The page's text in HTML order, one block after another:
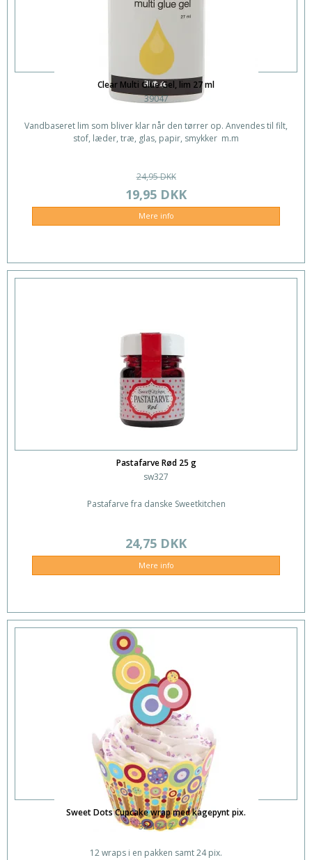
Clear Multi Glue Gel, lim 27 ml
39047
Vandbaseret lim som bliver klar når den tørrer op. Anvendes til filt,
stof, læder, træ, glas, papir, smykker m.m
24,95 DKK
19,95 DKK
Mere info
Pastafarve Rød 25 g
sw327
Pastafarve fra danske Sweetkitchen
24,75 DKK
Mere info
Sweet Dots Cupcake wrap med kagepynt pix.
32-12-12
12 wraps i en pakken samt 24 pix.